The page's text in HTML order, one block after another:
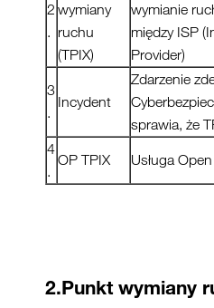
2
.
wymiany
ruchu
(TPIX)
wymianie
między ISP
Provider)
3
.
Incydent
Zdarzenie
sprawia, że
4
.
OP TPIX Usługa
2.Punkt wymiany